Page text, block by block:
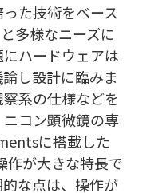
た技術をベース
多様なニーズに
ハードウェアは
し設計に臨みま
系の仕様などを
コン顕微鏡の専
に搭載した
が大きな特長で
な点は、操作が